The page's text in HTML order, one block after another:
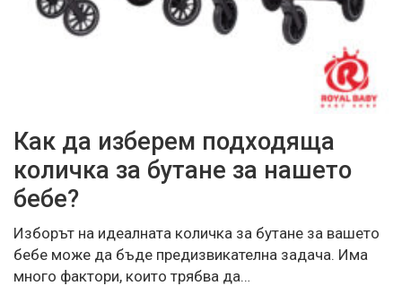
Как да изберем подходяща
количка за бутане за нашето
бебе?
Изборът на идеалната количка за бутане за вашето
бебе може да бъде предизвикателна задача. Има
много фактори, които трябва да…